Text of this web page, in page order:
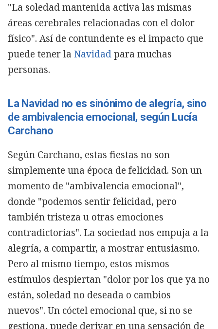
"La soledad mantenida activa las mismas
áreas cerebrales relacionadas con el dolor
físico". Así de contundente es el impacto que
puede tener la Navidadpara muchas
personas.
La Navidad no es sinónimo de alegría, sino
de ambivalencia emocional, según Lucía
Carchano
Según Carchano, estas fiestas no son
simplemente una época de felicidad. Son un
momento de "ambivalencia emocional",
donde "podemos sentir felicidad, pero
también tristeza u otras emociones
contradictorias". La sociedad nos empuja a la
alegría, a compartir, a mostrar entusiasmo.
Pero al mismo tiempo, estos mismos
estímulos despiertan "dolor por los que ya no
están, soledad no deseada o cambios
nuevos". Un cóctel emocional que, si no se
gestiona, puede derivar en una sensación de